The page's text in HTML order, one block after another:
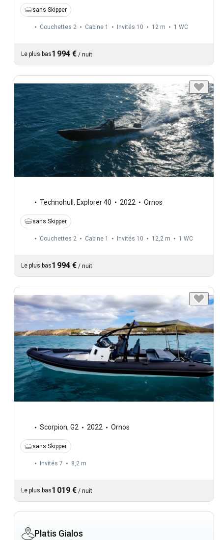
sans Skipper
Couchettes 2 Cabine 1 Invités 10 12 m 1 WC
Le plus bas1 994 € / nuit
Technohull , Explorer 40 2022 Ornos
sans Skipper
Couchettes 2 Cabine 1 Invités 10 12,2 m 1 WC
Le plus bas1 994 € / nuit
Scorpion, G2 2022 Ornos
sans Skipper
Invités 7 8,2 m
Le plus bas1 019 € / nuit
Platis Gialos